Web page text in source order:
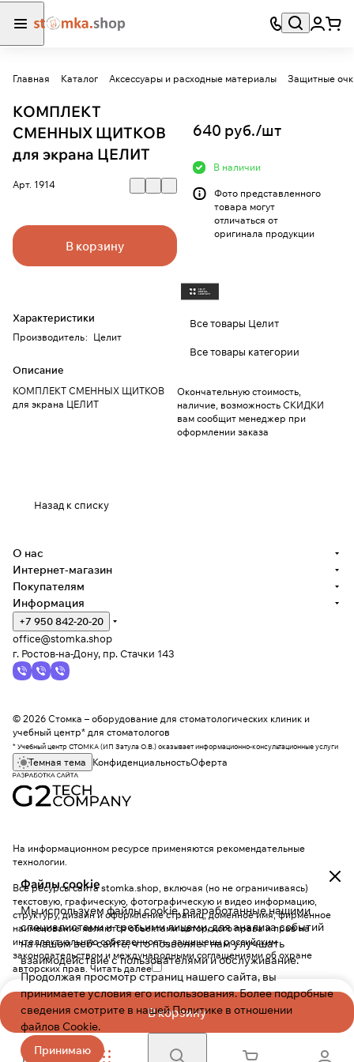
Главная Каталог Аксессуары и расходные материалы Защитные
КОМПЛЕКТ
СМЕННЫХ ЩИТКОВ
для экрана ЦЕЛИТ
Арт. 1914
В корзину
Характеристики
Производитель: Целит
Описание
КОМПЛЕКТ СМЕННЫХ ЩИТКОВ
для экрана ЦЕЛИТ
640 руб./шт
В наличии
Фото представленного
товара могут
отличаться от
оригинала продукции
Все товары Целит
Все товары категории
Окончательную стоимость,
наличие, возможность СКИДКИ
вам сообщит менеджер при
оформлении заказа
Назад к списку
В корзину
Файлы cookie
Мы используем файлы cookie, разработанные нашими
специалистами и третьими лицами, для анализа событий
на нашем веб-сайте, что позволяет нам улучшать
взаимодействие с пользователями и обслуживание.
Продолжая просмотр страниц нашего сайта, вы
принимаете условия его использования. Более подробные
сведения смотрите в нашейПолитике в отношении
файлов Cookie.
Принимаю
О нас
Интернет-магазин
Покупателям
Информация
+7 950 842-20-20
office@stomka.shop
г. Ростов-на-Дону, пр. Стачки 143
© 2026 Стомка – оборудование для стоматологических клиник и
учебный центр* для стоматологов
* Учебный центр СТОМКА (ИП Затула О.В.) оказывает информационно-консультационные услуги
Темная тема КонфиденциальностьОферта
На информационном ресурсе применяются рекомендательные
технологии.
Все ресурсы сайта stomka.shop, включая (но не ограничиваясь)
текстовую, графическую, фотографическую и видео информацию,
структуру, дизайн и оформление страниц, доменное имя, фирменное
наименование являются объектами авторского права и прав на
интеллектуальную собственность, защищены российским
законодательством и международными соглашениями об охране
авторских прав. Читать далее